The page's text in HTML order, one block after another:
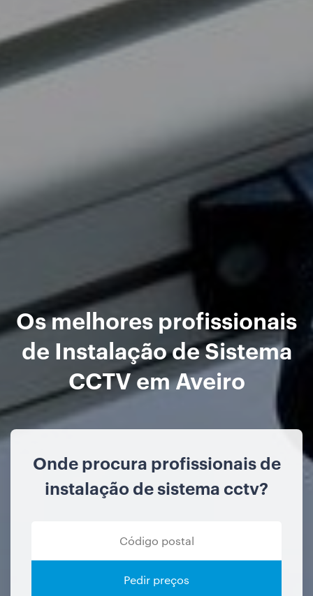
Os melhores profissionais
de Instalação de Sistema
CCTV em Aveiro
Onde procura profissionais de
instalação de sistema cctv?
Pedir preços